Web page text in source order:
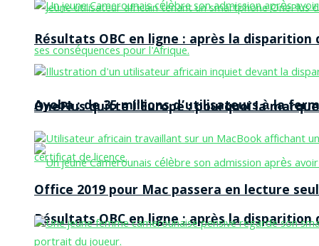
OnePlus quitte l’Europe : pourquoi la
Résultats OBC en ligne : après la disparition
Résultats OBC en ligne : après la disparition
Ayoba : de 35 millions d’utilisateurs à la
Office 2019 pour Mac passera en lecture